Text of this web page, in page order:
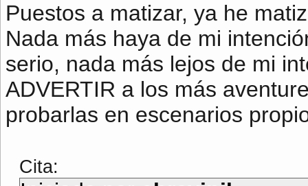
Puestos a matizar, ya he
Nada más haya de mi
serio, nada más lejos de mi
ADVERTIR a los más
probarlas en escenarios
Cita: